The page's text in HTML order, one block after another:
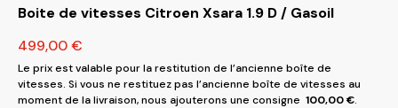
Boite de vitesses Citroen Xsara 1.9 D / Gasoil
499,00€
Le prix est valable pour la restitution de l’ancienne boîte de
vitesses. Si vous ne restituez pas l’ancienne boîte de vitesses au
moment de la livraison, nous ajouterons une consigne 100,00€.